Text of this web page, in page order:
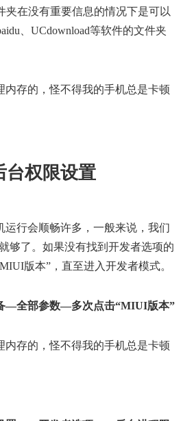
夹在没有重要信息的情况下是可以
、UCdownload等软件的文件夹
台权限设置
运行会顺畅许多，一般来说，我们
够了。如果没有找到开发者选项的
版本”，直至进入开发者模式。
—全部参数—多次点击“MIUI版本”